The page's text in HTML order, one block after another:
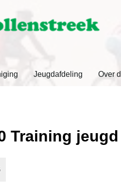
Jeugdafdeling Over
Training jeugd